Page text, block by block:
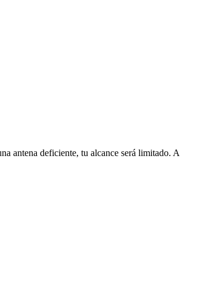
antena deficiente, tu alcance será limitado. A